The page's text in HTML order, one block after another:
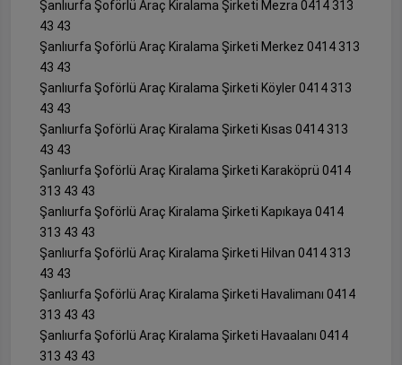
Şanlıurfa Şoförlü Araç Kiralama Şirketi Mezra 0414 313
43 43
Şanlıurfa Şoförlü Araç Kiralama Şirketi Merkez 0414 313
43 43
Şanlıurfa Şoförlü Araç Kiralama Şirketi Köyler 0414 313
43 43
Şanlıurfa Şoförlü Araç Kiralama Şirketi Kısas 0414 313
43 43
Şanlıurfa Şoförlü Araç Kiralama Şirketi Karaköprü 0414
313 43 43
Şanlıurfa Şoförlü Araç Kiralama Şirketi Kapıkaya 0414
313 43 43
Şanlıurfa Şoförlü Araç Kiralama Şirketi Hilvan 0414 313
43 43
Şanlıurfa Şoförlü Araç Kiralama Şirketi Havalimanı 0414
313 43 43
Şanlıurfa Şoförlü Araç Kiralama Şirketi Havaalanı 0414
313 43 43